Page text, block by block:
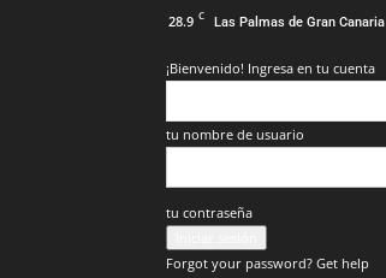
28.9 C Las Palmas de Gran Canaria
¡Bienvenido! Ingresa en tu cuenta
tu nombre de usuario
tu contraseña
Forgot your password? Get help